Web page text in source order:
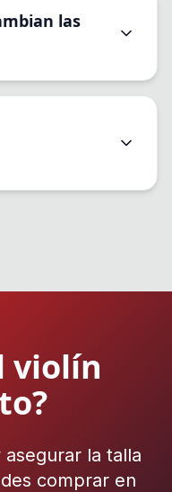
las
violín
la talla
comprar en